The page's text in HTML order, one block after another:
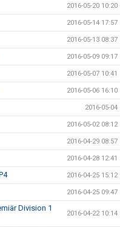
2016-05-20 10:20
2016-05-14 17:57
2016-05-13 08:37
2016-05-09 09:17
2016-05-07 10:41
2016-05-06 16:10
2016-05-04
2016-05-02 08:12
2016-04-29 08:57
2016-04-28 12:41
2016-04-25 15:12
2016-04-25 09:47
Division 1
2016-04-22 10:14